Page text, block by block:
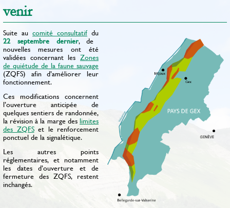
venir
Suite au comité consultatifdu
22 septembre dernier, de
nouvelles mesures ont été
validées concernant les Zones
de quiétude de la faune sauvage
(ZQFS) afin d’améliorer leur
fonctionnement.
Ces modifications concernent
l’ouverture anticipée de
quelques sentiers de randonnée,
la révision à la marge des limites
des ZQFSet le renforcement
ponctuel de la signalétique.
Les autres points
réglementaires, et notamment
les dates d’ouverture et de
fermeture des ZQFS, restent
inchangés.